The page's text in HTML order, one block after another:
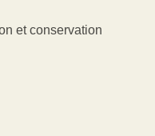
et conservation